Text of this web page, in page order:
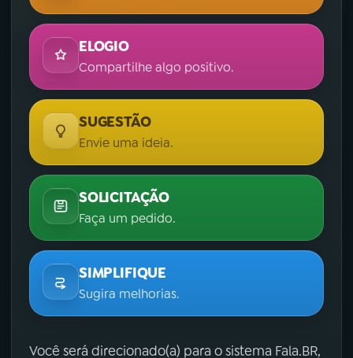
ELOGIO
Compartilhe algo positivo.
SUGESTÃO
Envie uma ideia.
SOLICITAÇÃO
Faça um pedido.
SIMPLIFIQUE
Sugira melhorias.
Você será direcionado(a) para o sistema Fala.BR,